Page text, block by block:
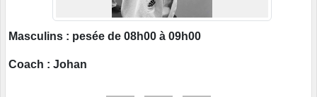
Masculins : pesée de 08h00 à 09h00
Coach : Johan